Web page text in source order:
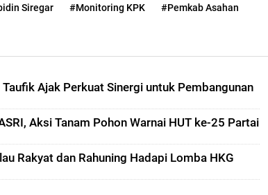
Siregar #Monitoring KPK #Pemkab Asahan
Ajak Perkuat Sinergi untuk Pembangunan
Aksi Tanam Pohon Warnai HUT ke-25 Partai
Rakyat dan Rahuning Hadapi Lomba HKG